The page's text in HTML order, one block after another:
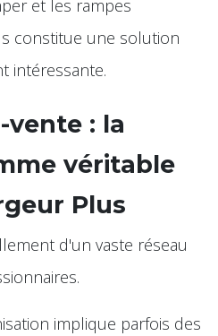
et les rampes
constitue une solution
intéressante.
vente : la
véritable
Plus
d'un vaste réseau
implique parfois des